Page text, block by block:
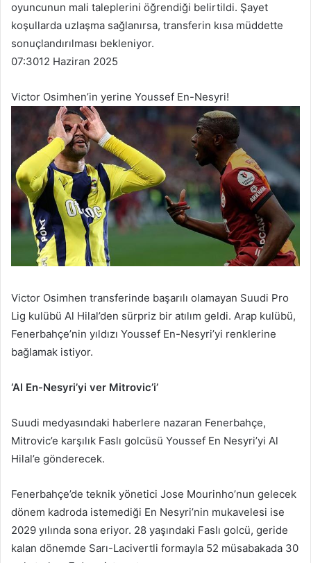
oyuncunun mali taleplerini öğrendiği belirtildi. Şayet
koşullarda uzlaşma sağlanırsa, transferin kısa müddette
sonuçlandırılması bekleniyor.
07:3012 Haziran 2025
Victor Osimhen’in yerine Youssef En-Nesyri!
Victor Osimhen transferinde başarılı olamayan Suudi Pro
Lig kulübü Al Hilal’den sürpriz bir atılım geldi. Arap kulübü,
Fenerbahçe’nin yıldızı Youssef En-Nesyri’yi renklerine
bağlamak istiyor.
‘Al En-Nesyri’yi ver Mitrovic’i’
Suudi medyasındaki haberlere nazaran Fenerbahçe,
Mitrovic’e karşılık Faslı golcüsü Youssef En Nesyri’yi Al
Hilal’e gönderecek.
Fenerbahçe’de teknik yönetici Jose Mourinho’nun gelecek
dönem kadroda istemediği En Nesyri’nin mukavelesi ise
2029 yılında sona eriyor. 28 yaşındaki Faslı golcü, geride
kalan dönemde Sarı-Lacivertli formayla 52 müsabakada 30